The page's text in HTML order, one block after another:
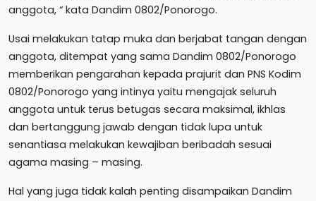
anggota, “ kata Dandim 0802/Ponorogo.
Usai melakukan tatap muka dan berjabat tangan dengan
anggota, ditempat yang sama Dandim 0802/Ponorogo
memberikan pengarahan kepada prajurit dan PNS Kodim
0802/Ponorogo yang intinya yaitu mengajak seluruh
anggota untuk terus betugas secara maksimal, ikhlas
dan bertanggung jawab dengan tidak lupa untuk
senantiasa melakukan kewajiban beribadah sesuai
agama masing – masing.
Hal yang juga tidak kalah penting disampaikan Dandim